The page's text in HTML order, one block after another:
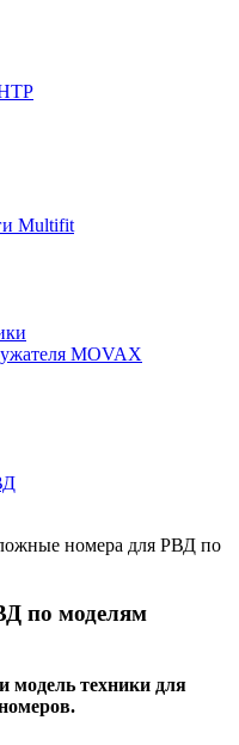
Multifit
MOVAX
номера для РВД по
по моделям
модель техники для